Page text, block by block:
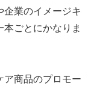
企業のイメージキ
ごとにかなりま
ア商品のプロモー